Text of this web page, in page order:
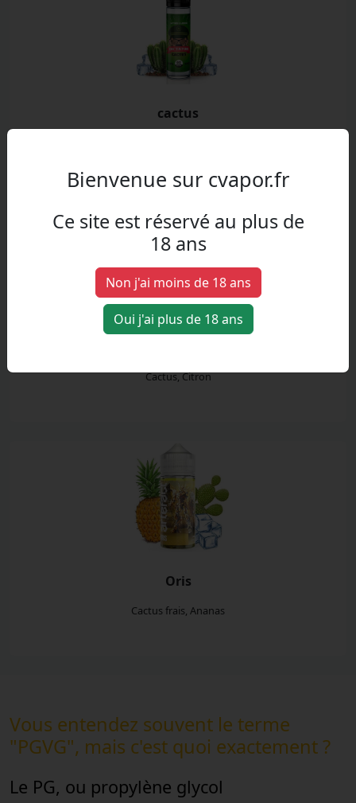
cactus
Cactus, Citron
Oris
Cactus frais, Ananas
Vous entendez souvent le terme
"PGVG", mais c'est quoi exactement ?
Le PG, ou propylène glycol
Bienvenue sur cvapor.fr
Ce site est réservé au plus de
18 ans
Non j'ai moins de 18 ans
Oui j'ai plus de 18 ans